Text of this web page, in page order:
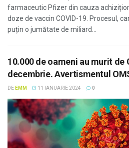
farmaceutic Pfizer din cauza
doze de vaccin COVID-19. Procesul,
puțin o jumătate de miliard...
10.000 de oameni au murit de
decembrie. Avertismentul
DE EMM 11 IANUARIE 2024 0